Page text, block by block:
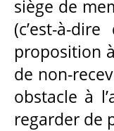
siège de
(c’est-à-
proposition
de non-
obstacle à
regarder de